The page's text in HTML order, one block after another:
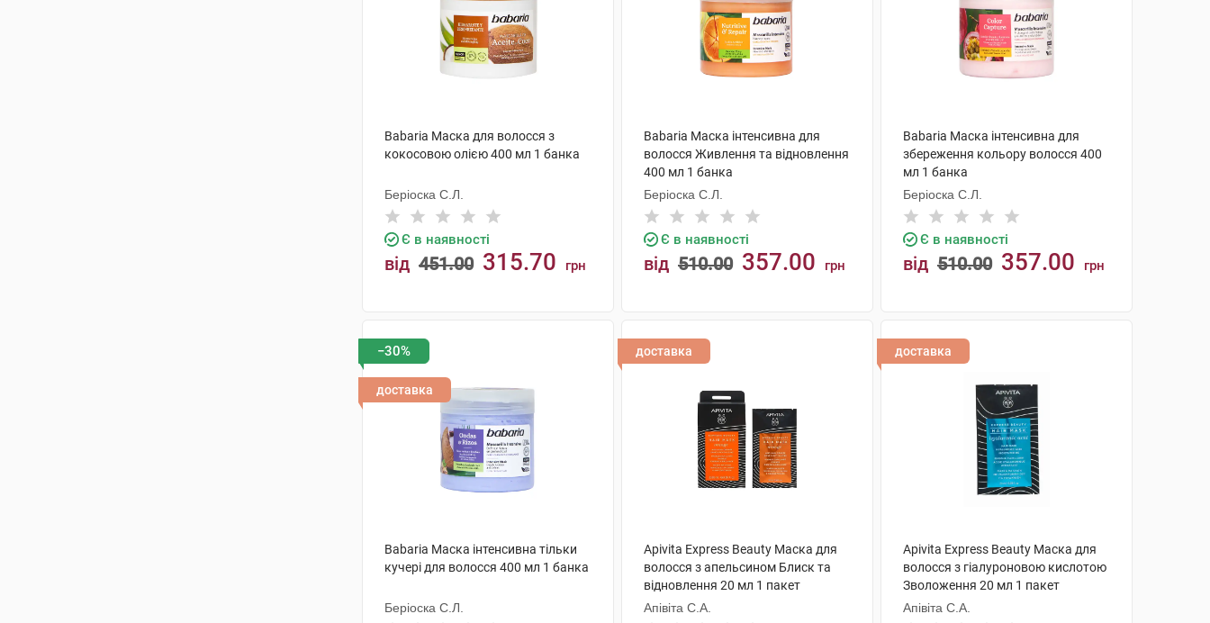
Babaria Маска для волосся з
кокосовою олією 400 мл 1 банка
Беріоска С.Л.
Є в наявності
від 451.00 315.70 грн
Babaria Маска інтенсивна для
волосся Живлення та відновлення
400 мл 1 банка
Беріоска С.Л.
Є в наявності
від 510.00 357.00 грн
Babaria Маска інтенсивна для
збереження кольору волосся 400
мл 1 банка
Беріоска С.Л.
Є в наявності
від 510.00 357.00 грн
−30%
доставка
Babaria Маска інтенсивна тільки
кучері для волосся 400 мл 1 банка
Беріоска С.Л.
доставка
Apivita Express Beauty Маска для
волосся з апельсином Блиск та
відновлення 20 мл 1 пакет
Апівіта С.А.
доставка
Apivita Express Beauty Маска для
волосся з гіалуроновою кислотою
Зволоження 20 мл 1 пакет
Апівіта С.А.